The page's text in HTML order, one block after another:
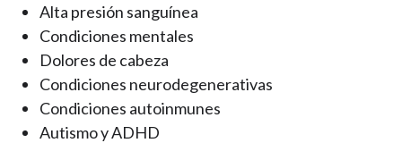
Alta presión sanguínea
Condiciones mentales
Dolores de cabeza
Condiciones neurodegenerativas
Condiciones autoinmunes
Autismo y ADHD